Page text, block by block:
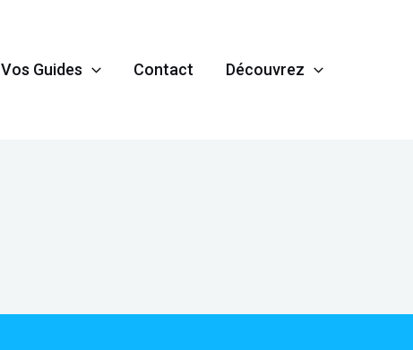
Vos Guides Contact Découvrez